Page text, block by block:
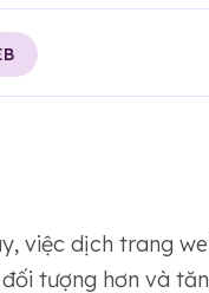
việc dịch trang
tượng hơn và